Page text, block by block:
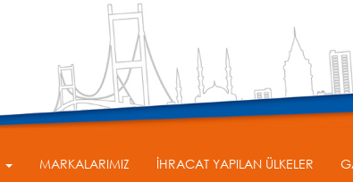
MARKALARIMIZ İHRACAT YAPILAN ÜLKELER